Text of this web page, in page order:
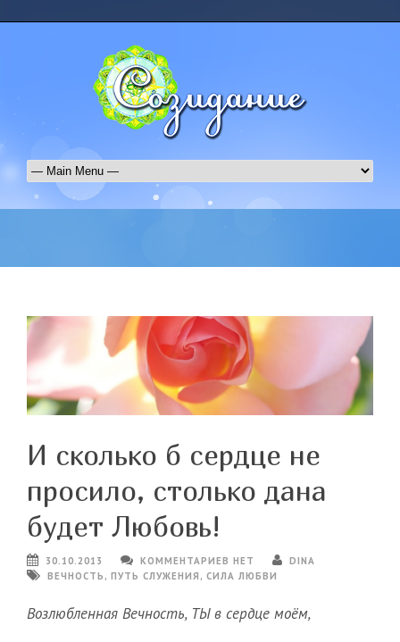
И сколько б сердце не
просило, столько дана
будет Любовь!
30.10.2013 КОММЕНТАРИЕВ НЕТ
DINA
ВЕЧНОСТЬ , ПУТЬ СЛУЖЕНИЯ , СИЛА ЛЮБВИ
Возлюбленная Вечность, ТЫ в сердце моём,